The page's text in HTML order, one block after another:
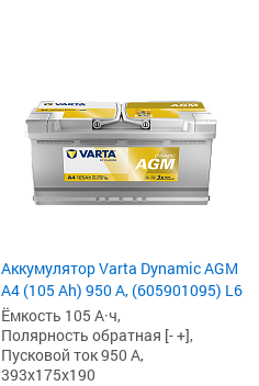
Аккумулятор Varta Dynamic AGM
A4 (105 Ah) 950 А, (605901095) L6
Ёмкость 105 А·ч,
Полярность обратная [- +],
Пусковой ток 950 А,
393x175x190